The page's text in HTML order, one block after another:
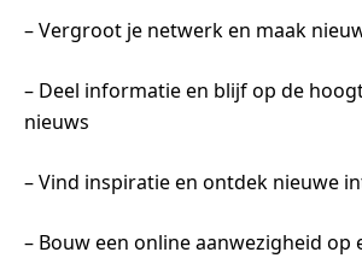
– Vergroot je netwerk en maak
– Deel informatie en blijf op de
nieuws
– Vind inspiratie en ontdek nieuwe
– Bouw een online aanwezigheid op